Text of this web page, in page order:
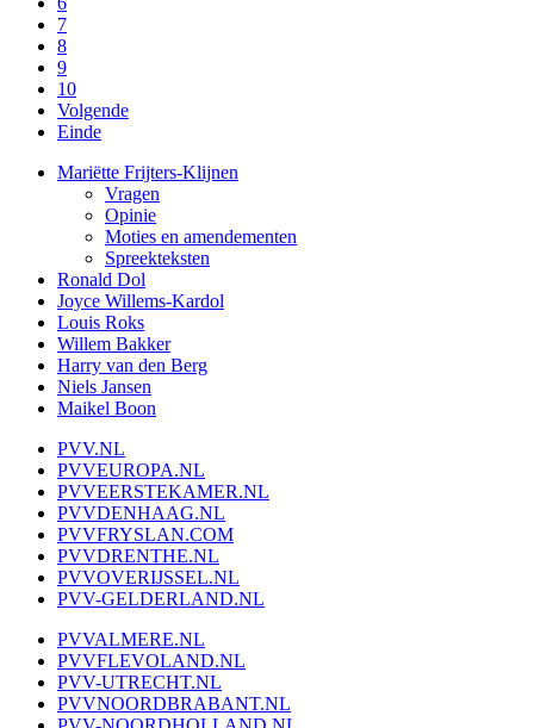
7
8
9
10
Volgende
Einde
Mariëtte Frijters-Klijnen
Vragen
Opinie
Moties en amendementen
Spreekteksten
Ronald Dol
Joyce Willems-Kardol
Louis Roks
Willem Bakker
Harry van den Berg
Niels Jansen
Maikel Boon
PVV.NL
PVVEUROPA.NL
PVVEERSTEKAMER.NL
PVVDENHAAG.NL
PVVFRYSLAN.COM
PVVDRENTHE.NL
PVVOVERIJSSEL.NL
PVV-GELDERLAND.NL
PVVALMERE.NL
PVVFLEVOLAND.NL
PVV-UTRECHT.NL
PVVNOORDBRABANT.NL